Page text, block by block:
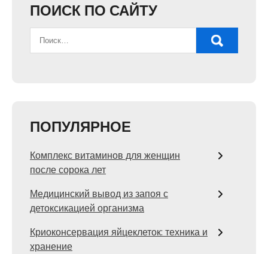
ПОИСК ПО САЙТУ
ПОПУЛЯРНОЕ
Комплекс витаминов для женщин
после сорока лет
Медицинский вывод из запоя с
детоксикацией организма
Криоконсервация яйцеклеток: техника и
хранение